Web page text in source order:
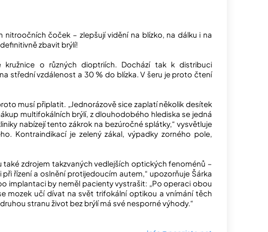
čoček – zlepšují vidění na blízko, na dálku i na
zbavit brýlí!
o různých dioptriích. Dochází tak k distribuci
střední vzdálenost a 30 % do blízka. V šeru je proto čtení
musí připlatit. „Jednorázově sice zaplatí několik desítek
multifokálních brýlí, z dlouhodobého hlediska se jedná
nabízejí tento zákrok na bezúročné splátky,“ vysvětluje
Kontraindikací je zelený zákal, výpadky zorného pole,
také zdrojem takzvaných vedlejších optických fenoménů –
řízení a oslnění protijedoucím autem,“ upozorňuje Šárka
implantaci by neměl pacienty vystrašit: „Po operaci obou
mozek učí dívat na svět trifokální optikou a vnímání těch
stranu život bez brýlí má své nesporné výhody.“